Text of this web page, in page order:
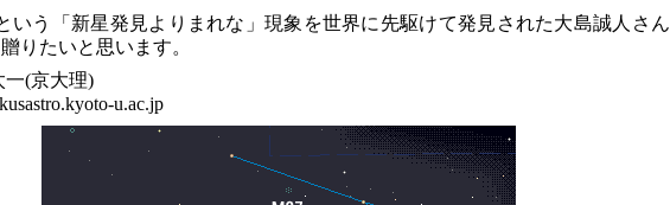
いう「新星発見よりまれな」現象を世界に先駆けて発見された大島誠人さん
りたいと思います。
一(京大理)
u.ac.jp